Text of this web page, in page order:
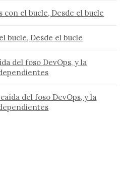
con el bucle, Desde el bucle
bucle, Desde el bucle
del foso DevOps, y la
del foso DevOps, y la